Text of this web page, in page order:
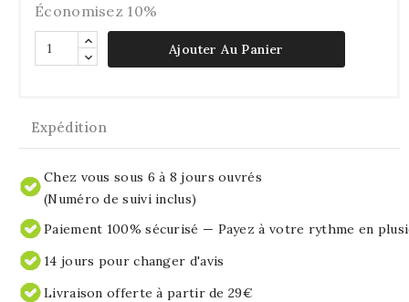
Économisez 10%
Ajouter Au Panier
Expédition
Chez vous sous 6 à 8 jours ouvrés
(Numéro de suivi inclus)
Paiement 100% sécurisé — Payez à votre rythme en
14 jours pour changer d'avis
Livraison offerte à partir de 29€